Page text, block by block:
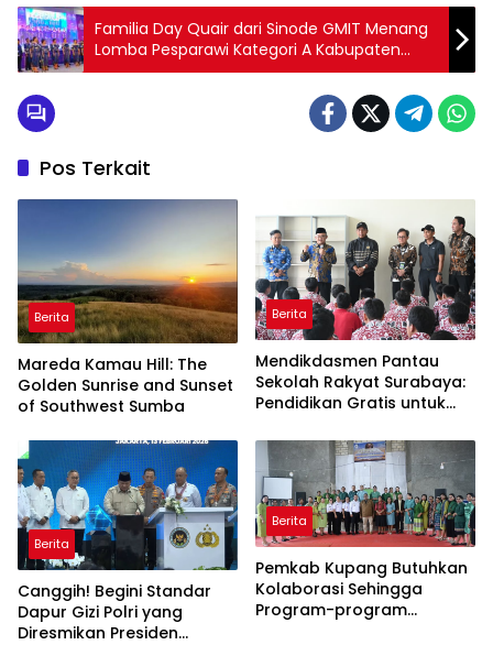
Familia Day Quair dari Sinode GMIT Menang
Lomba Pesparawi Kategori A Kabupaten
Kupang
Pos Terkait
Berita
Mareda Kamau Hill: The
Golden Sunrise and Sunset
of Southwest Sumba
Berita
Mendikdasmen Pantau
Sekolah Rakyat Surabaya:
Pendidikan Gratis untuk
Berita
Canggih! Begini Standar
Dapur Gizi Polri yang
Diresmikan Presiden
Berita
Pemkab Kupang Butuhkan
Kolaborasi Sehingga
Program-program